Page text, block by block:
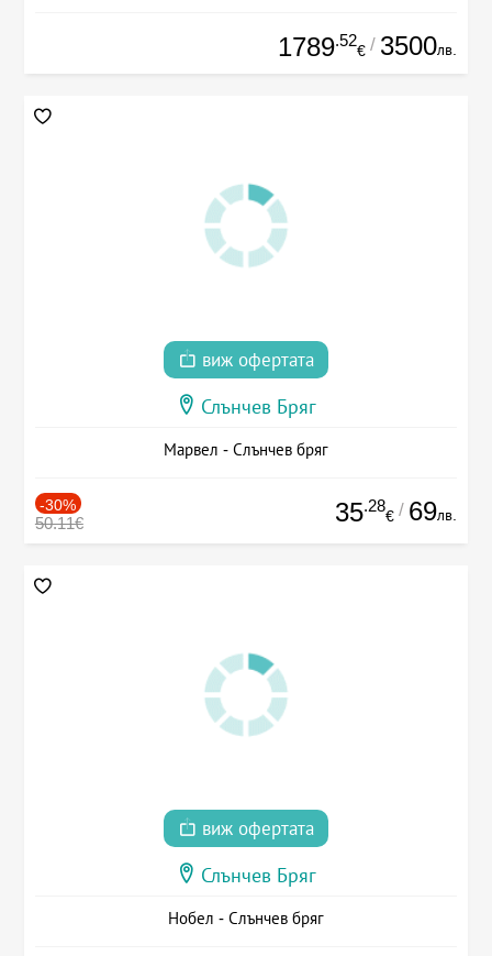
1789.52
€ / 3500лв.
виж офертата
Слънчев Бряг
Марвел - Слънчев бряг
-30%
50.11€ 35.28
€ / 69лв.
виж офертата
Слънчев Бряг
Нобел - Слънчев бряг